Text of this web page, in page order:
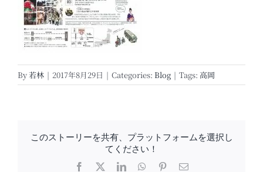
By若林 | 2017年8月29日 | Categories: Blog | Tags: 高岡
このストーリーを共有、プラットフォームを選択し
てください！
Facebook LinkedInWhatsApp
Pinterest
電